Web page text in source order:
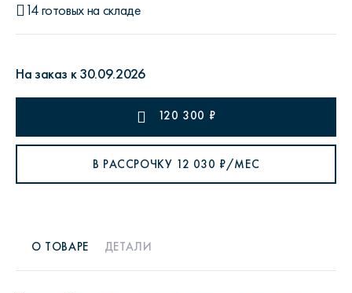
14 готовых на складе
На заказ к 30.09.2026
120 300 ₽
В РАССРОЧКУ 12 030 ₽/МЕС
О ТОВАРЕ ДЕТАЛИ